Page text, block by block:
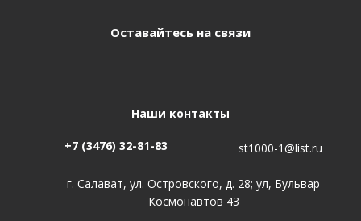
Оставайтесь на связи
Наши контакты
+7 (3476) 32-81-83 st1000-1@list.ru
г. Салават, ул. Островского, д. 28; ул, Бульвар
Космонавтов 43